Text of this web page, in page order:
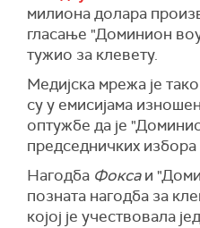
милиона долара
гласање "Доминион
тужио за клевету.
Медијска мрежа је
су у емисијама
оптужбе да је
председничких
Нагодба Фоксаи
позната нагодба за
којој је учествовала